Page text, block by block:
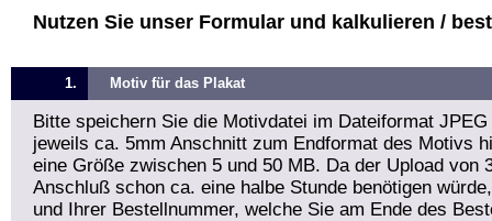
Nutzen Sie unser Formular und kalkulieren /
1. Motiv für das Plakat
Bitte speichern Sie die Motivdatei im Dateiformat
jeweils ca. 5mm Anschnitt zum Endformat des Motivs
eine Größe zwischen 5 und 50 MB. Da der Upload von
Anschluß schon ca. eine halbe Stunde benötigen
und Ihrer Bestellnummer, welche Sie am Ende des